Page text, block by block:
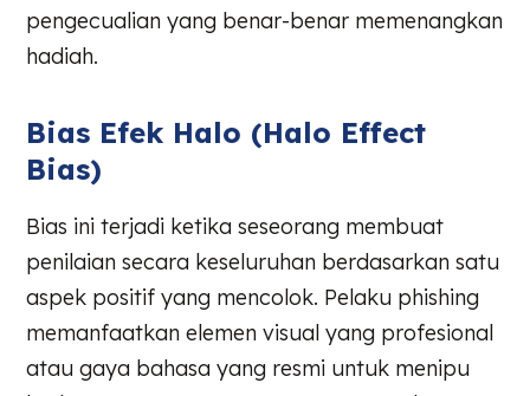
pengecualian yang benar-benar memenangkan
hadiah.
Bias Efek Halo (Halo Effect
Bias)
Bias ini terjadi ketika seseorang membuat
penilaian secara keseluruhan berdasarkan satu
aspek positif yang mencolok. Pelaku phishing
memanfaatkan elemen visual yang profesional
atau gaya bahasa yang resmi untuk menipu